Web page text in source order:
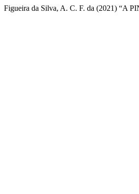
Figueira da Silva, A. C. F. da (2021) “A